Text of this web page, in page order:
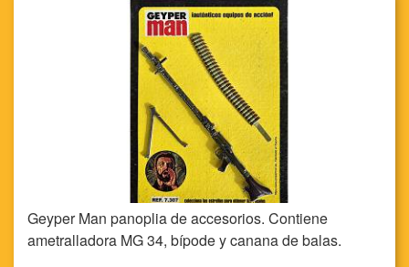
Geyper Man panoplia de accesorios. Contiene
ametralladora MG 34, bípode y canana de balas.